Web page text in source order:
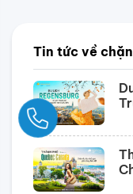
Tin tức về